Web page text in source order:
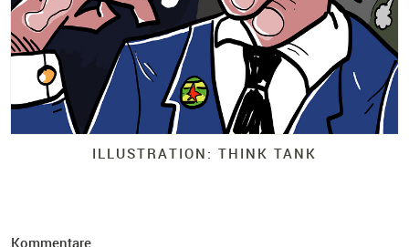
ILLUSTRATION: THINK TANK
Kommentare